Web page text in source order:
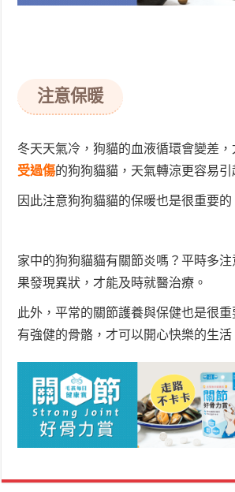
注意保暖
冬天天氣冷，狗貓的血液循環會變差，
受過傷的狗狗貓貓，天氣轉涼更容易引
因此注意狗狗貓貓的保暖也是很重要的
家中的狗狗貓貓有關節炎嗎？平時多
果發現異狀，才能及時就醫治療。
此外，平常的關節護養與保健也是很
有強健的骨骼，才可以開心快樂的生活